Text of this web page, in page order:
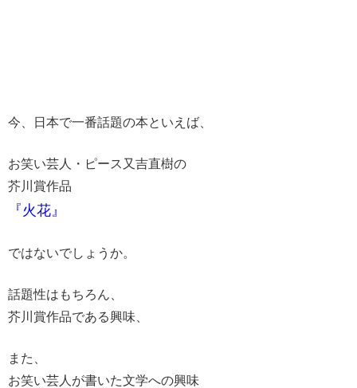
今、日本で一番話題の本といえば、
お笑い芸人・ピース又吉直樹の
芥川賞作品
『火花』
ではないでしょうか。
話題性はもちろん、
芥川賞作品である興味、
また、
お笑い芸人が書いた文学への興味